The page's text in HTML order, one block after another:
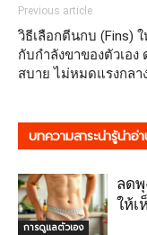
Previous article
วิธีเลือกตีนกบ (Fins) ใ
กับกำลังขาของตัวเอง
สบาย ไม่หมดแรงกลา
บทความสาระน่ารู้น่าอ่
การดูแลตัวเอง
ลดพุ
ให้เ